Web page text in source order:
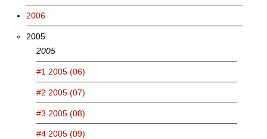
2006
2005
2005
#1 2005 (06)
#2 2005 (07)
#3 2005 (08)
#4 2005 (09)